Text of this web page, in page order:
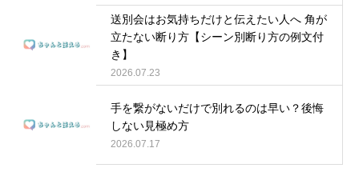
送別会はお気持ちだけと伝えたい人へ 角が
立たない断り方【シーン別断り方の例文付
き】
2026.07.23
手を繋がないだけで別れるのは早い？後悔
しない見極め方
2026.07.17